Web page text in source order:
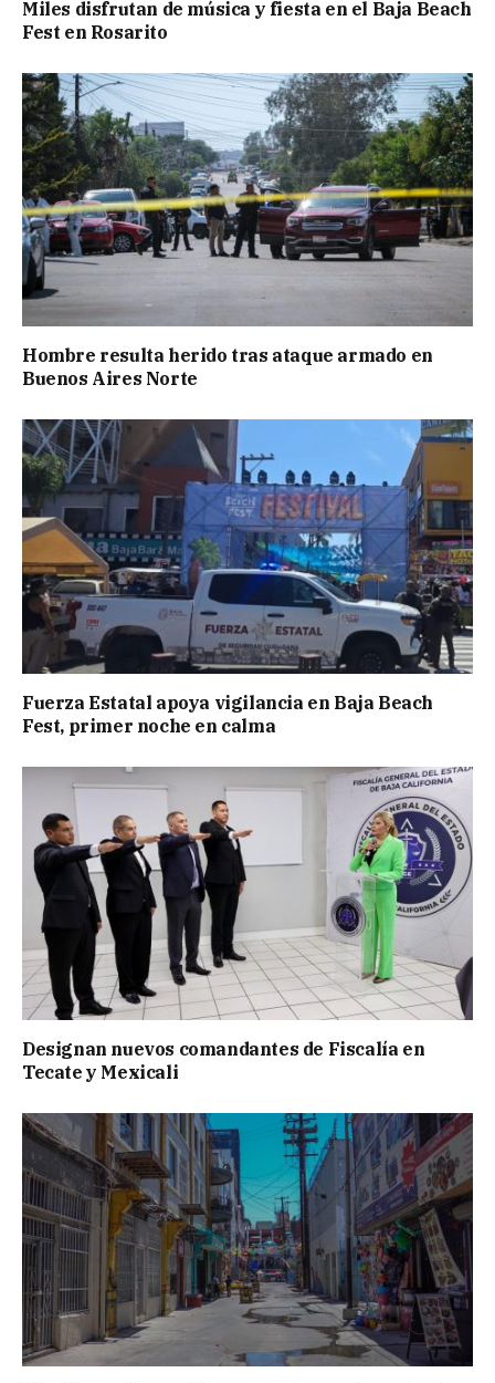
Miles disfrutan de música y fiesta en el Baja Beach
Fest en Rosarito
Hombre resulta herido tras ataque armado en
Buenos Aires Norte
Fuerza Estatal apoya vigilancia en Baja Beach
Fest, primer noche en calma
Designan nuevos comandantes de Fiscalía en
Tecate y Mexicali